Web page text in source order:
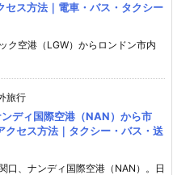
セス方法｜電車・バス・タクシー
ク空港（LGW）からロンドン市内
旅行
ディ国際空港（NAN）から市
クセス方法｜タクシー・バス・送
口、ナンディ国際空港（NAN）。日